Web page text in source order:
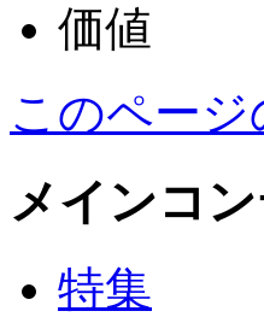
価値
このペー
メインコ
特集